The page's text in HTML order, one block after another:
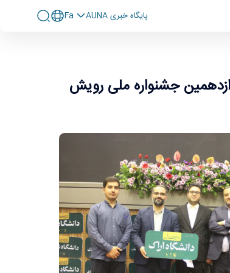
پايگاه خبری AUNA Fa
جشنواره ملی رویش